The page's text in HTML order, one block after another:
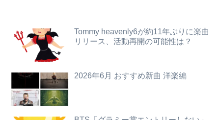
【朗報】五百城茉央さん、めざましテレビ出演wwwwwww
ホリエモン「面接でさ、納豆パックの薄いフィルムって何のために入っていの？って聞くわけ」
Tommy heavenly6が約11年ぶりに楽曲
リリース、活動再開の可能性は？
2026年6月 おすすめ新曲 洋楽編